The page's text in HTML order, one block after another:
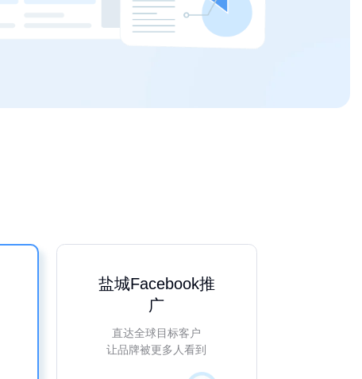
盐城Facebook推
广
直达全球目标客户
让品牌被更多人看到